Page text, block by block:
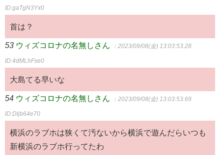
ID:gaTgN3Yx0
首は？
53 ウィズコロナの名無しさん ：2023/09/08(金) 13:03:53.28
ID:4dMLhFse0
大島てる早いな
54 ウィズコロナの名無しさん ：2023/09/08(金) 13:03:53.69
ID:Dljb64e70
横浜のラブホは狭くて汚ないから横浜で遊んだらいつも
新横浜のラブホ行ってたわ